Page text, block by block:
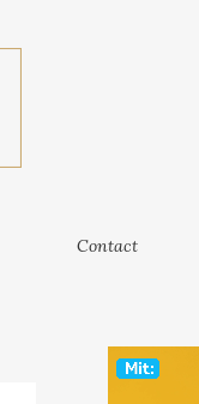
Contact
Video